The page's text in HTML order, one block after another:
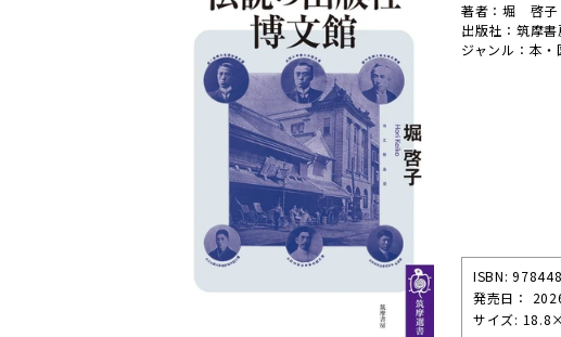
著者：堀 啓子
出版社：筑摩書
ジャンル：本・
ISBN:
発売⽇：
サイズ: